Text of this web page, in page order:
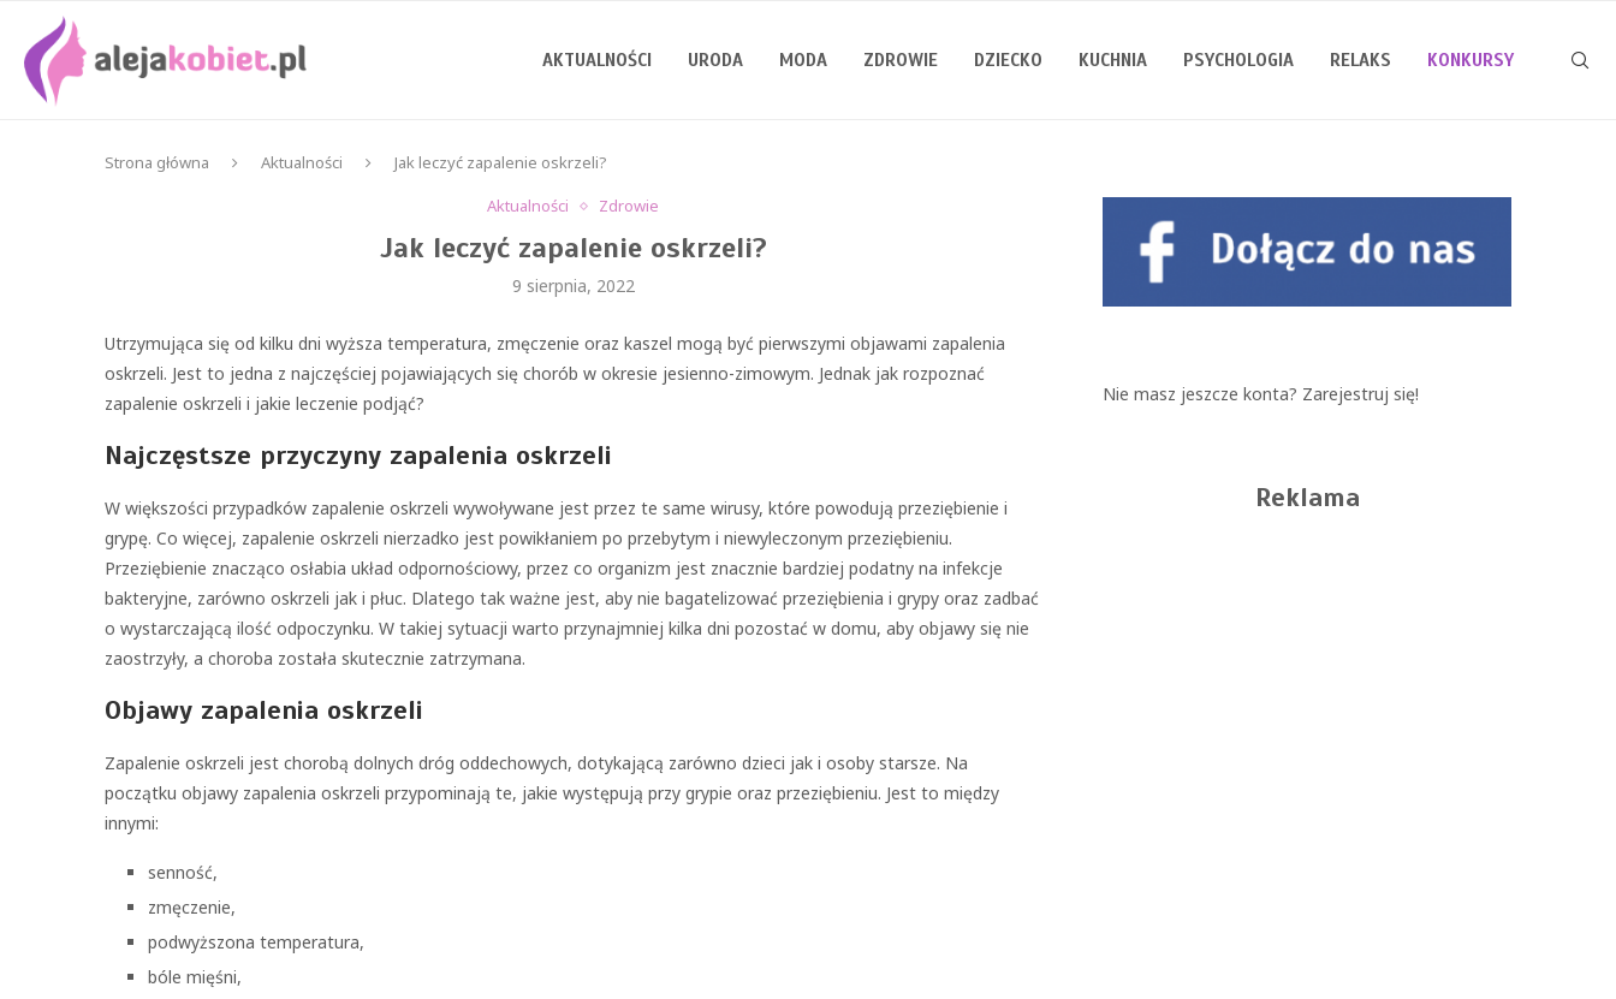
AKTUALNOŚCI URODA MODA ZDROWIE DZIECKO KUCHNIA PSYCHOLOGIA RELAKS KONKURSY
Strona główna Aktualności
Jak leczyć zapalenie oskrzeli?
Aktualności
Zdrowie
Jak leczyć zapalenie oskrzeli?
9 sierpnia, 2022
Utrzymująca się od kilku dni wyższa temperatura, zmęczenie oraz kaszel mogą być pierwszymi objawami zapalenia
oskrzeli. Jest to jedna z najczęściej pojawiających się chorób w okresie jesienno-zimowym. Jednak jak rozpoznać
zapalenie oskrzeli i jakie leczenie podjąć?
Najczęstsze przyczyny zapalenia oskrzeli
W większości przypadków zapalenie oskrzeli wywoływane jest przez te same wirusy, które powodują przeziębienie i
grypę. Co więcej, zapalenie oskrzeli nierzadko jest powikłaniem po przebytym i niewyleczonym przeziębieniu.
Przeziębienie znacząco osłabia układ odpornościowy, przez co organizm jest znacznie bardziej podatny na infekcje
bakteryjne, zarówno oskrzeli jak i płuc. Dlatego tak ważne jest, aby nie bagatelizować przeziębienia i grypy oraz zadbać
o wystarczającą ilość odpoczynku. W takiej sytuacji warto przynajmniej kilka dni pozostać w domu, aby objawy się nie
zaostrzyły, a choroba została skutecznie zatrzymana.
Objawy zapalenia oskrzeli
Zapalenie oskrzeli jest chorobą dolnych dróg oddechowych, dotykającą zarówno dzieci jak i osoby starsze. Na
początku objawy zapalenia oskrzeli przypominają te, jakie występują przy grypie oraz przeziębieniu. Jest to między
innymi:
senność,
zmęczenie,
podwyższona temperatura,
bóle mięśni,
Nie masz jeszcze konta? Zarejestruj się!
Reklama